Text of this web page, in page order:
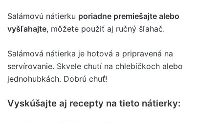
Salámovú nátierku poriadne premiešajte alebo
vyšľahajte, môžete použiť aj ručný šľahač.
Salámová nátierka je hotová a pripravená na
servírovanie. Skvele chutí na chlebíčkoch alebo
jednohubkách. Dobrú chuť!
Vyskúšajte aj recepty na tieto nátierky: